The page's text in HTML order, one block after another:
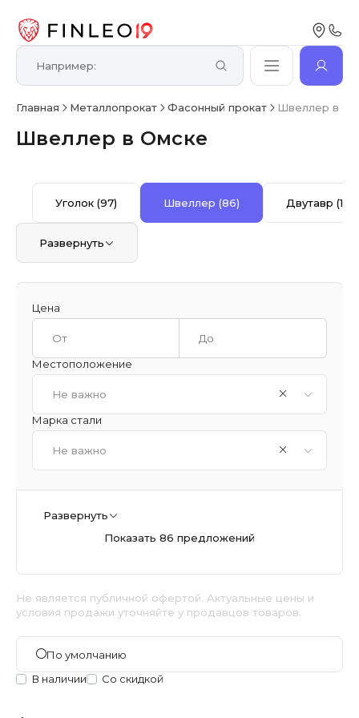
Главная Металлопрокат Фасонный прокат Швеллер в
Швеллер в Омске
Уголок(97) Швеллер(86) Двутавр(13)
Развернуть
Цена
Местоположение
Не важно
Марка стали
Не важно
Развернуть
Показать 86 предложений
Не является публичной офертой. Актуальные цены и
условия продажи уточняйте у продавцов товаров.
По умолчанию
В наличии
Со скидкой